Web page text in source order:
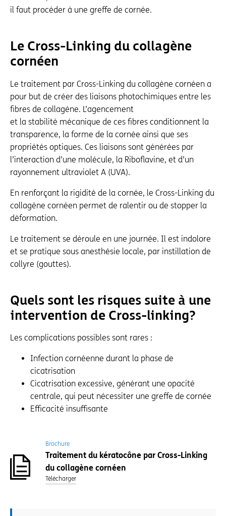
il faut procéder à une greffe de cornée.
Le Cross-Linking du collagène
cornéen
Le traitement par Cross-Linking du collagène cornéen a
pour but de créer des liaisons photochimiques entre les
fibres de collagène. L’agencement
et la stabilité mécanique de ces fibres conditionnent la
transparence, la forme de la cornée ainsi que ses
propriétés optiques. Ces liaisons sont générées par
l’interaction d’une molécule, la Riboflavine, et d’un
rayonnement ultraviolet A (UVA).
En renforçant la rigidité de la cornée, le Cross-Linking du
collagène cornéen permet de ralentir ou de stopper la
déformation.
Le traitement se déroule en une journée. Il est indolore
et se pratique sous anesthésie locale, par instillation de
collyre (gouttes).
Quels sont les risques suite à une
intervention de Cross-linking ?
Les complications possibles sont rares :
Infection cornéenne durant la phase de
cicatrisation
Cicatrisation excessive, générant une opacité
centrale, qui peut nécessiter une greffe de cornée
Efficacité insuffisante
Brochure
Traitement du kératocône par Cross-Linking
du collagène cornéen
Télécharger